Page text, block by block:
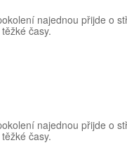
najednou přijde o
časy.
najednou přijde o
časy.